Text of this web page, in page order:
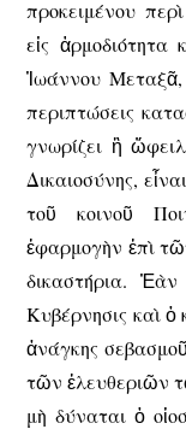
προκειμένου
εἰς
Ἰωάννου Μεταξᾶ,
περιπτώσεις
γνωρίζει ἢ
Δικαιοσύνης,
τοῦ κοινοῦ
ἐφαρμογὴν ἐπὶ
δικαστήρια.
Κυβέρνησις καὶ ὁ
ἀνάγκης
τῶν ἐλευθεριῶν
μὴ δύναται ὁ